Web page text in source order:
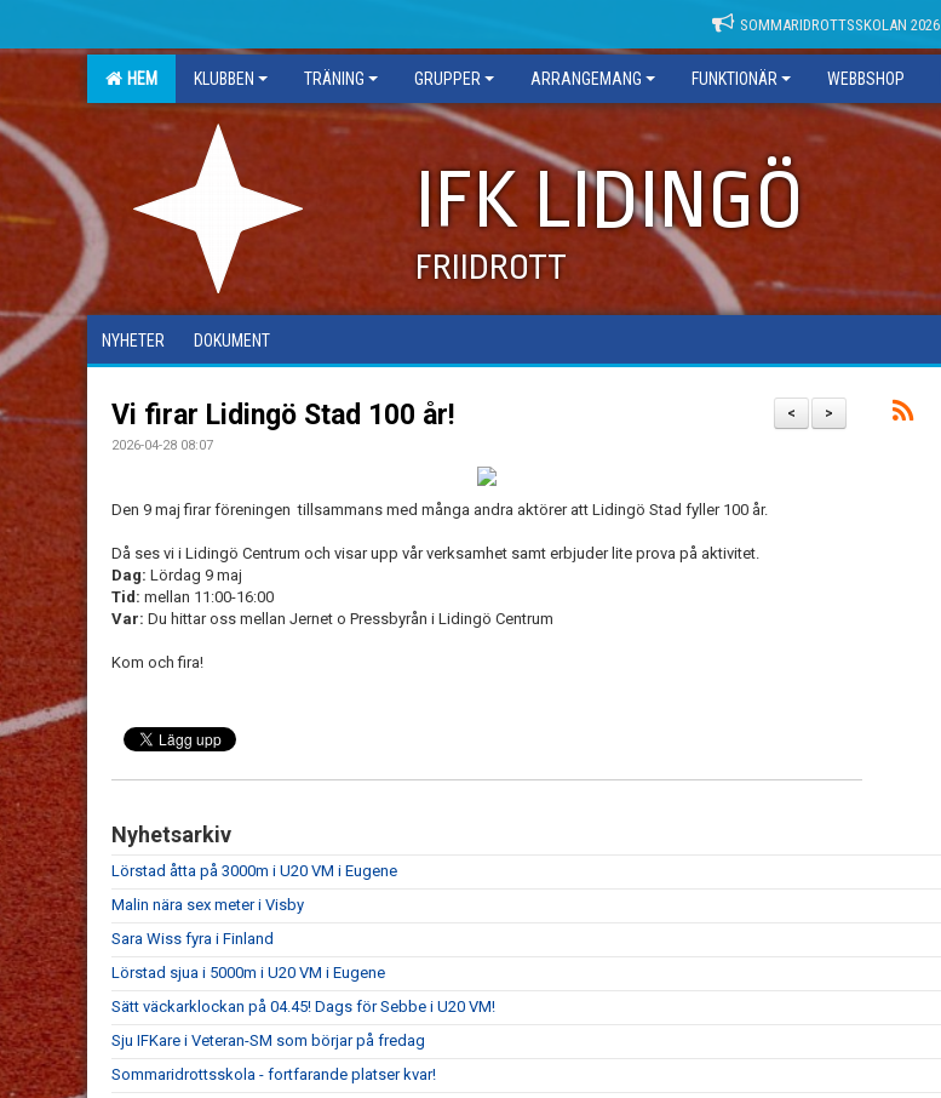
SOMMARIDROTTSSKOLAN 2026
HEM KLUBBEN TRÄNING GRUPPER ARRANGEMANG FUNKTIONÄR WEBBSHOP
IFK LIDINGÖ
FRIIDROTT
NYHETER DOKUMENT
>
<
Vi firar Lidingö Stad 100 år!
2026-04-28 08:07
Den 9 maj firar föreningen tillsammans med många andra aktörer att Lidingö Stad fyller 100 år.
Då ses vi i Lidingö Centrum och visar upp vår verksamhet samt erbjuder lite prova på aktivitet.
Dag: Lördag 9 maj
Tid: mellan 11:00-16:00
Var: Du hittar oss mellan Jernet o Pressbyrån i Lidingö Centrum
Kom och fira!
Nyhetsarkiv
Lörstad åtta på 3000m i U20 VM i Eugene
Malin nära sex meter i Visby
Sara Wiss fyra i Finland
Lörstad sjua i 5000m i U20 VM i Eugene
Sätt väckarklockan på 04.45! Dags för Sebbe i U20 VM!
Sju IFKare i Veteran-SM som börjar på fredag
Sommaridrottsskola - fortfarande platser kvar!